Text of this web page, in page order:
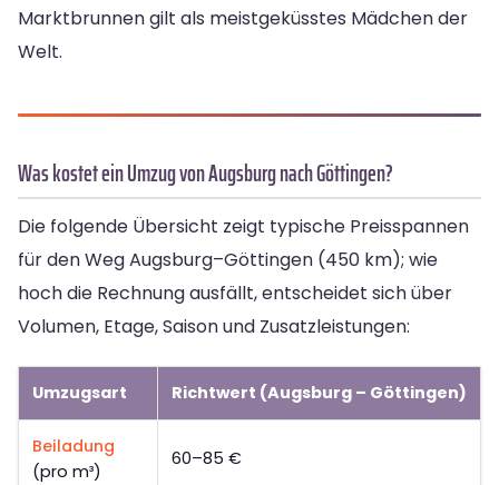
Marktbrunnen gilt als meistgeküsstes Mädchen der
Welt.
Was kostet ein Umzug von Augsburg nach Göttingen?
Die folgende Übersicht zeigt typische Preisspannen
für den Weg Augsburg–Göttingen (450 km); wie
hoch die Rechnung ausfällt, entscheidet sich über
Volumen, Etage, Saison und Zusatzleistungen:
Umzugsart Richtwert (Augsburg – Göttingen)
Beiladung
(pro m³)
60–85 €